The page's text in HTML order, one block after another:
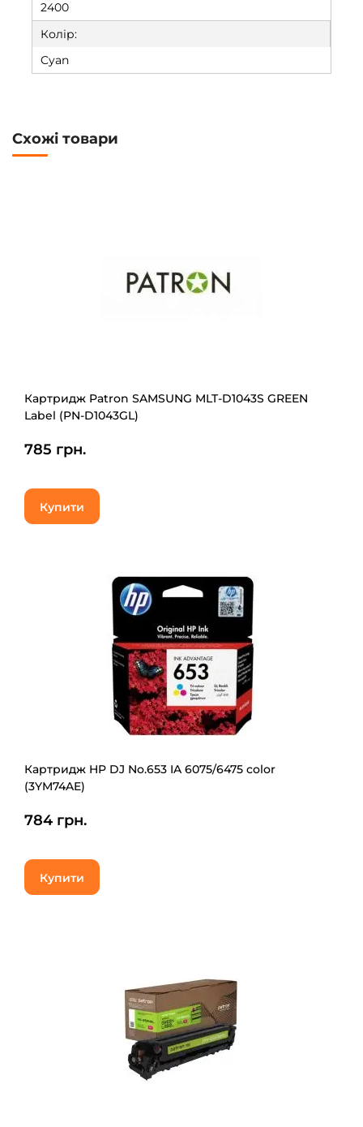
2400
Колір:
Cyan
Схожі товари
Картридж Patron SAMSUNG MLT-D1043S GREEN
Label (PN-D1043GL)
785 грн.
Купити
Картридж HP DJ No.653 IA 6075/6475 color
(3YM74AE)
784 грн.
Купити